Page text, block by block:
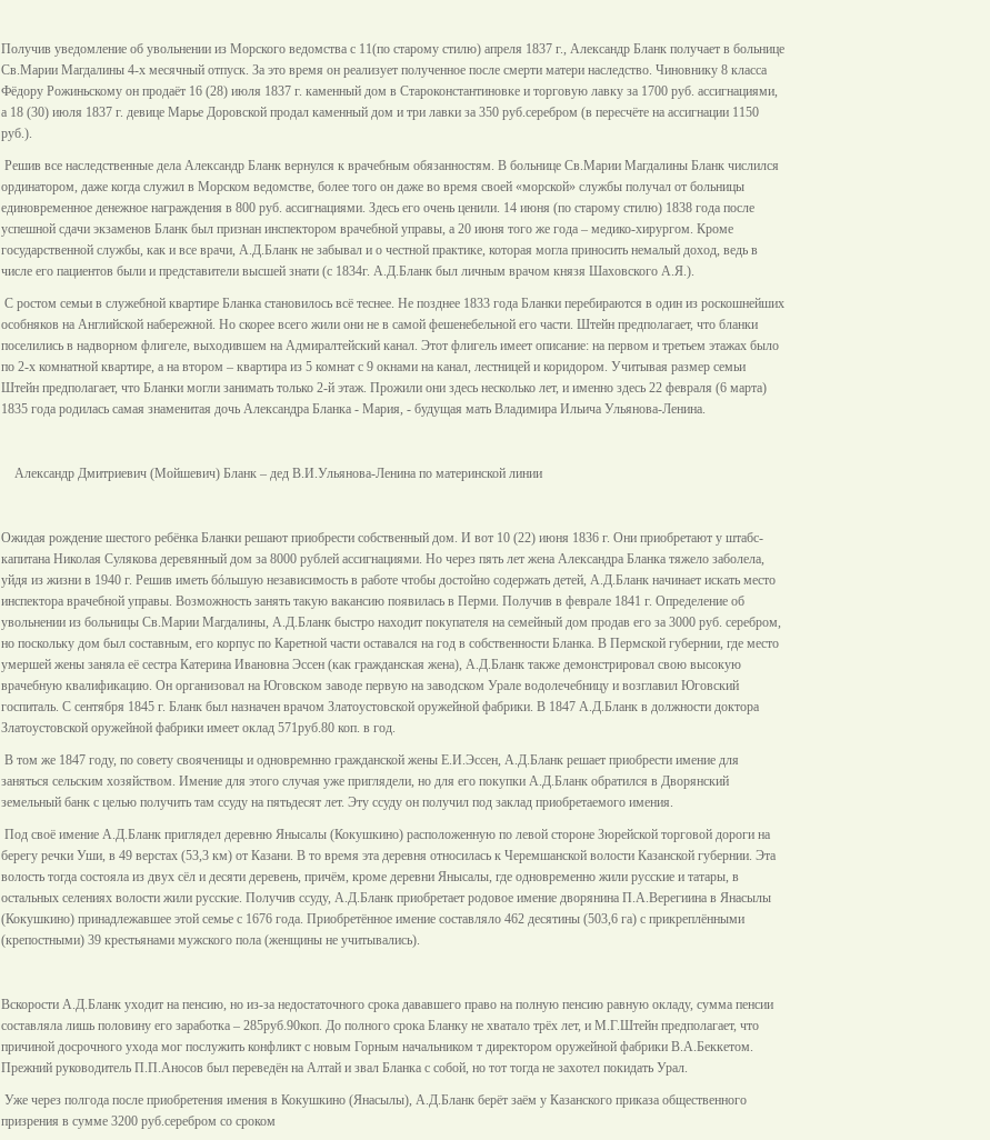
Получив уведомление об увольнении из Морского ведомства c 11(по старому стилю) апреля 1837 г., Александр Бланк получает в больнице
Св.Марии Магдалины 4-х месячный отпуск. За это время он реализует полученное после смерти матери наследство. Чиновнику 8 класса
Фёдору Рожиньскому он продаёт 16 (28) июля 1837 г. каменный дом в Староконстантиновке и торговую лавку за 1700 руб. ассигнациями,
а 18 (30) июля 1837 г. девице Марье Доровской продал каменный дом и три лавки за 350 руб.серебром (в пересчёте на ассигнации 1150
руб.).
Решив все наследственные дела Александр Бланк вернулся к врачебным обязанностям. В больнице Св.Марии Магдалины Бланк числился
ординатором, даже когда служил в Морском ведомстве, более того он даже во время своей «морской» службы получал от больницы
единовременное денежное награждения в 800 руб. ассигнациями. Здесь его очень ценили. 14 июня (по старому стилю) 1838 года после
успешной сдачи экзаменов Бланк был признан инспектором врачебной управы, а 20 июня того же года – медико-хирургом. Кроме
государственной службы, как и все врачи, А.Д.Бланк не забывал и о честной практике, которая могла приносить немалый доход, ведь в
числе его пациентов были и представители высшей знати (с 1834г. А.Д.Бланк был личным врачом князя Шаховского А.Я.).
С ростом семьи в служебной квартире Бланка становилось всё теснее. Не позднее 1833 года Бланки перебираются в один из роскошнейших
особняков на Английской набережной. Но скорее всего жили они не в самой фешенебельной его части. Штейн предполагает, что бланки
поселились в надворном флигеле, выходившем на Адмиралтейский канал. Этот флигель имеет описание: на первом и третьем этажах было
по 2-х комнатной квартире, а на втором – квартира из 5 комнат с 9 окнами на канал, лестницей и коридором. Учитывая размер семьи
Штейн предполагает, что Бланки могли занимать только 2-й этаж. Прожили они здесь несколько лет, и именно здесь 22 февраля (6 марта)
1835 года родилась самая знаменитая дочь Александра Бланка - Мария, - будущая мать Владимира Ильича Ульянова-Ленина.
Александр Дмитриевич (Мойшевич) Бланк – дед В.И.Ульянова-Ленина по материнской линии
Ожидая рождение шестого ребёнка Бланки решают приобрести собственный дом. И вот 10 (22) июня 1836 г. Они приобретают у штабс-
капитана Николая Сулякова деревянный дом за 8000 рублей ассигнациями. Но через пять лет жена Александра Бланка тяжело заболела,
уйдя из жизни в 1940 г. Решив иметь бóльшую независимость в работе чтобы достойно содержать детей, А.Д.Бланк начинает искать место
инспектора врачебной управы. Возможность занять такую вакансию появилась в Перми. Получив в феврале 1841 г. Определение об
увольнении из больницы Св.Марии Магдалины, А.Д.Бланк быстро находит покупателя на семейный дом продав его за 3000 руб. серебром,
но поскольку дом был составным, его корпус по Каретной части оставался на год в собственности Бланка. В Пермской губернии, где место
умершей жены заняла её сестра Катерина Ивановна Эссен (как гражданская жена), А.Д.Бланк также демонстрировал свою высокую
врачебную квалификацию. Он организовал на Юговском заводе первую на заводском Урале водолечебницу и возглавил Юговский
госпиталь. С сентября 1845 г. Бланк был назначен врачом Златоустовской оружейной фабрики. В 1847 А.Д.Бланк в должности доктора
Златоустовской оружейной фабрики имеет оклад 571руб.80 коп. в год.
В том же 1847 году, по совету свояченицы и одновремнно гражданской жены Е.И.Эссен, А.Д.Бланк решает приобрести имение для
заняться сельским хозяйством. Имение для этого случая уже приглядели, но для его покупки А.Д.Бланк обратился в Дворянский
земельный банк с целью получить там ссуду на пятьдесят лет. Эту ссуду он получил под заклад приобретаемого имения.
Под своё имение А.Д.Бланк приглядел деревню Янысалы (Кокушкино) расположенную по левой стороне Зюрейской торговой дороги на
берегу речки Уши, в 49 верстах (53,3 км) от Казани. В то время эта деревня относилась к Черемшанской волости Казанской губернии. Эта
волость тогда состояла из двух сёл и десяти деревень, причём, кроме деревни Янысалы, где одновременно жили русские и татары, в
остальных селениях волости жили русские. Получив ссуду, А.Д.Бланк приобретает родовое имение дворянина П.А.Верегиина в Янасылы
(Кокушкино) принадлежавшее этой семье с 1676 года. Приобретённое имение составляло 462 десятины (503,6 га) с прикреплёнными
(крепостными) 39 крестьянами мужского пола (женщины не учитывались).
Вскорости А.Д.Бланк уходит на пенсию, но из-за недостаточного срока дававшего право на полную пенсию равную окладу, сумма пенсии
составляла лишь половину его заработка – 285руб.90коп. До полного срока Бланку не хватало трёх лет, и М.Г.Штейн предполагает, что
причиной досрочного ухода мог послужить конфликт с новым Горным начальником т директором оружейной фабрики В.А.Беккетом.
Прежний руководитель П.П.Аносов был переведён на Алтай и звал Бланка с собой, но тот тогда не захотел покидать Урал.
Уже через полгода после приобретения имения в Кокушкино (Янасылы), А.Д.Бланк берёт заём у Казанского приказа общественного
призрения в сумме 3200 руб.серебром со сроком